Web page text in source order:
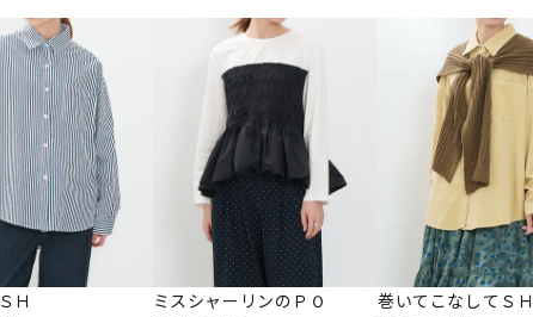
Ｈ
ミスシャーリンのＰＯ
巻いてこなしてＳＨ